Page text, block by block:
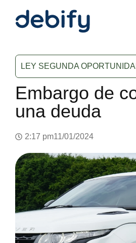
LEY SEGUNDA
Embargo de
una deuda
2:17 pm11/01/2024